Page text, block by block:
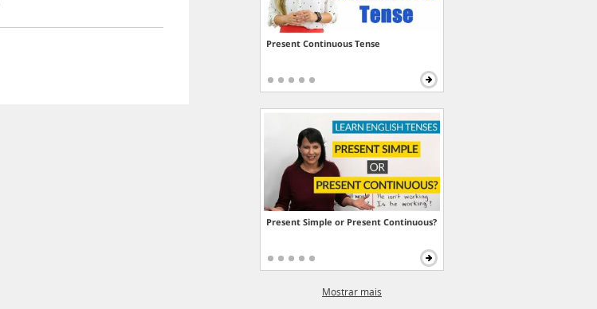
Present Continuous Tense
Present Simple or Present Continuous?
Mostrar mais